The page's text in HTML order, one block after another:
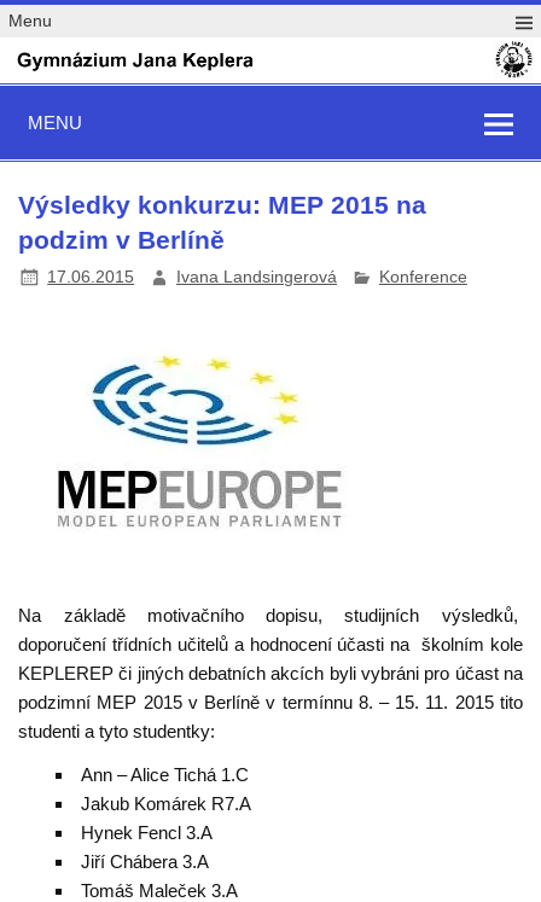
Menu
MENU
Výsledky konkurzu: MEP 2015 na
podzim v Berlíně
17.06.2015 Ivana Landsingerová Konference
Na základě motivačního dopisu, studijních výsledků,
doporučení třídních učitelů a hodnocení účasti na školním kole
KEPLEREP či jiných debatních akcích byli vybráni pro účast na
podzimní MEP 2015 v Berlíně v termínnu 8. – 15. 11. 2015 tito
studenti a tyto studentky:
Ann – Alice Tichá 1.C
Jakub Komárek R7.A
Hynek Fencl 3.A
Jiří Chábera 3.A
Tomáš Maleček 3.A